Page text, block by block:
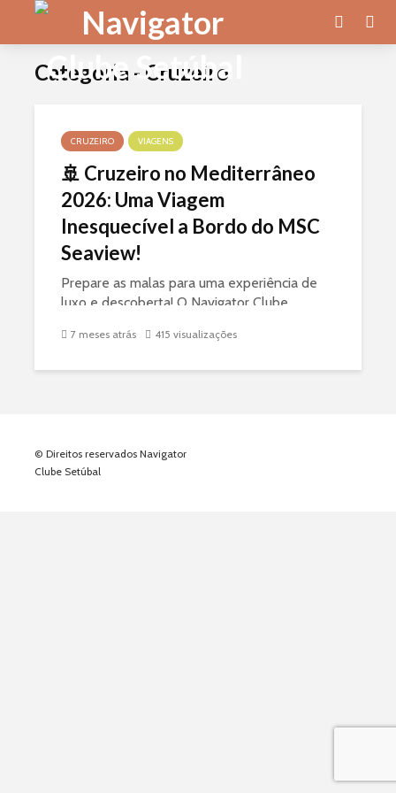
Categoria - Cruzeiro
CRUZEIRO VIAGENS
🚢 Cruzeiro no Mediterrâneo
2026: Uma Viagem
Inesquecível a Bordo do MSC
Seaview!
Prepare as malas para uma experiência de
luxo e descoberta! O Navigator Clube
MSC Seaview para um cruzeiro de 8 dias
7 meses atrás 415 visualizações
© Direitos reservados Navigator
Clube Setúbal